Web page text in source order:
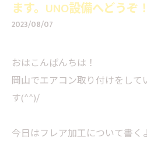
ます。UNO設備へどうぞ！
2023/08/07
おはこんばんちは！
岡山でエアコン取り付けをして
す(^^)/
今日はフレア加工について書く